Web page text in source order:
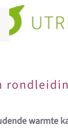
warmte